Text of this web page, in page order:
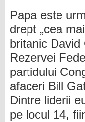
Papa este
drept „cea
britanic David
Rezervei
partidului
afaceri Bill
Dintre liderii
pe locul 14,